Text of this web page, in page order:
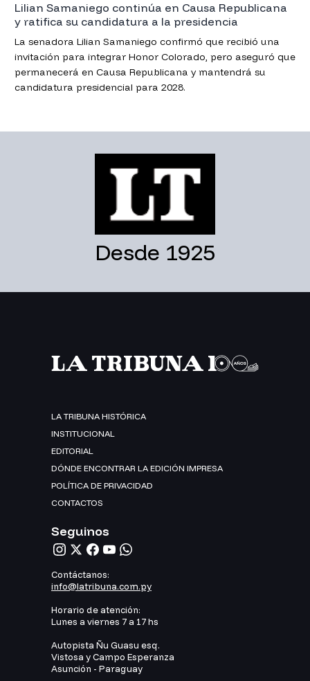
Lilian Samaniego continúa en Causa Republicana
y ratifica su candidatura a la presidencia
La senadora Lilian Samaniego confirmó que recibió una
invitación para integrar Honor Colorado, pero aseguró que
permanecerá en Causa Republicana y mantendrá su
candidatura presidencial para 2028.
Desde 1925
LA TRIBUNA HISTÓRICA
INSTITUCIONAL
EDITORIAL
DÓNDE ENCONTRAR LA EDICIÓN IMPRESA
POLÍTICA DE PRIVACIDAD
CONTACTOS
Seguinos
Contáctanos:
info@latribuna.com.py
Horario de atención:
Lunes a viernes 7 a 17 hs
Autopista Ñu Guasu esq.
Vistosa y Campo Esperanza
Asunción - Paraguay